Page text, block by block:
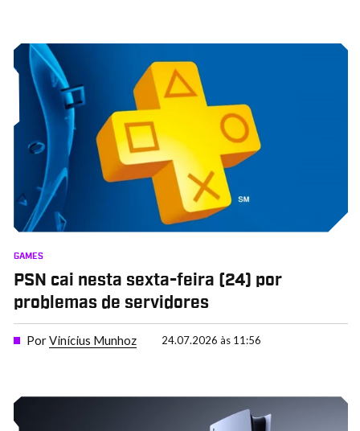
GAMES
PSN cai nesta sexta-feira (24) por
problemas de servidores
PorVinícius Munhoz 24.07.2026 às 11:56